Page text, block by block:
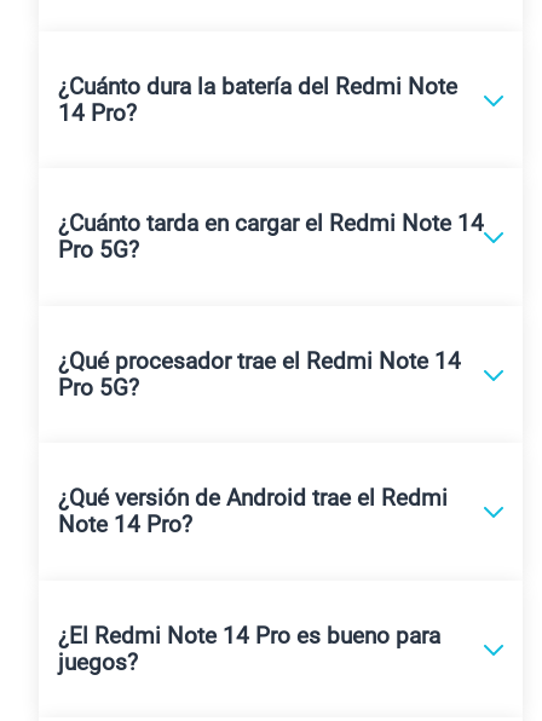
¿Cuánto dura la batería del Redmi Note
14 Pro?
¿Cuánto tarda en cargar el Redmi Note 14
Pro 5G?
¿Qué procesador trae el Redmi Note 14
Pro 5G?
¿Qué versión de Android trae el Redmi
Note 14 Pro?
¿El Redmi Note 14 Pro es bueno para
juegos?